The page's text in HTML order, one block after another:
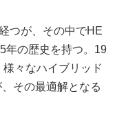
つが、その中でHE
年の歴史を持つ。19
様々なハイブリッド
その最適解となる